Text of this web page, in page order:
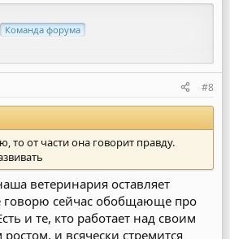
Команда форума
#8
то от части она говорит правду.
ветеринария оставляет
говорю сейчас обобщающе про
и те, кто работает над своим
и всячески стремится